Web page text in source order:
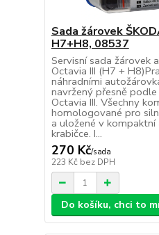
Sada žárovek
H7+H8, 08537
Servisní sada žárovek
Octavia III (H7 +
náhradními
navržený přesně
Octavia III. Všechny
homologované pro
a uložené v
krabičce. I...
270 Kč/sada
223 Kč bez DPH
Do košíku, chci to